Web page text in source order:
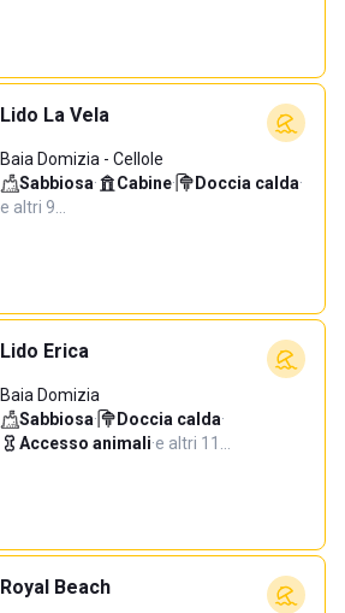
Lido La Vela
Baia Domizia - Cellole
Sabbiosa· Cabine· Doccia calda·
e altri 9…
Lido Erica
Baia Domizia
Sabbiosa· Doccia calda·
Accesso animali·e altri 11…
Royal Beach